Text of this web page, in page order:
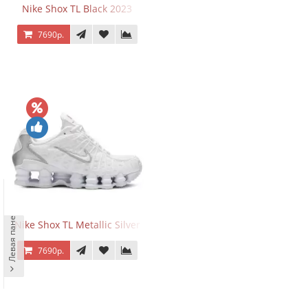
Nike Shox TL Black 2023
7690р.
Nike Shox TL Metallic Silver
7690р.
Левая панель